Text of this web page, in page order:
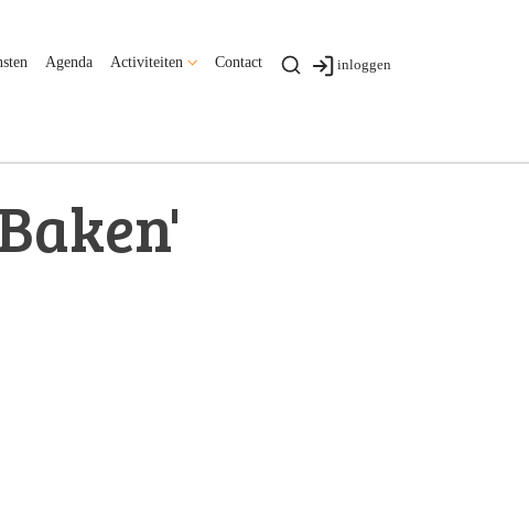
Agenda Activiteiten Contact inloggen